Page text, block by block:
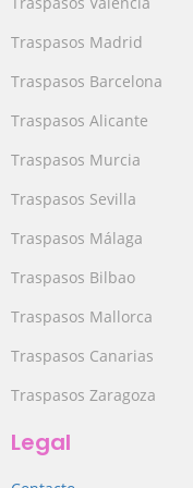
Traspasos Madrid
Traspasos Barcelona
Traspasos Alicante
Traspasos Murcia
Traspasos Sevilla
Traspasos Málaga
Traspasos Bilbao
Traspasos Mallorca
Traspasos Canarias
Traspasos Zaragoza
Legal